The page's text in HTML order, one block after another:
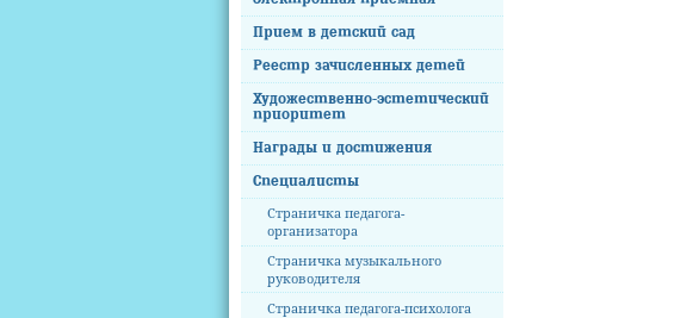
Прием в детский сад
Реестр зачисленных детей
Художественно-эстетический
приоритет
Награды и достижения
Специалисты
Страничка педагога-
организатора
Страничка музыкального
руководителя
Страничка педагога-психолога